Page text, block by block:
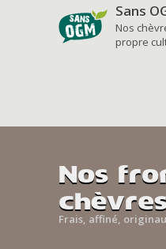
Sans
Nos
propre
Nos
chèvres
Frais, affiné,